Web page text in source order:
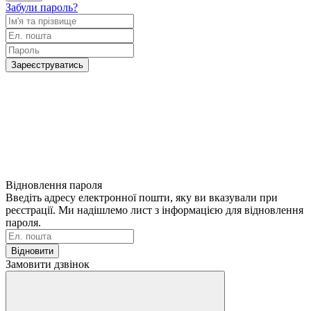
Забули пароль?
Зареєструватись
Відновлення пароля
Введіть адресу електронної пошти, яку ви вказували при
реєстрації. Ми надішлемо лист з інформацією для відновлення
пароля.
Відновити
Замовити дзвінок